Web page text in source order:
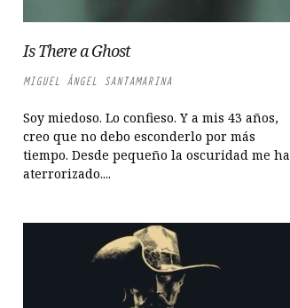
Is There a Ghost
MIGUEL ÁNGEL SANTAMARINA
Soy miedoso. Lo confieso. Y a mis 43 años,
creo que no debo esconderlo por más
tiempo. Desde pequeño la oscuridad me ha
aterrorizado....